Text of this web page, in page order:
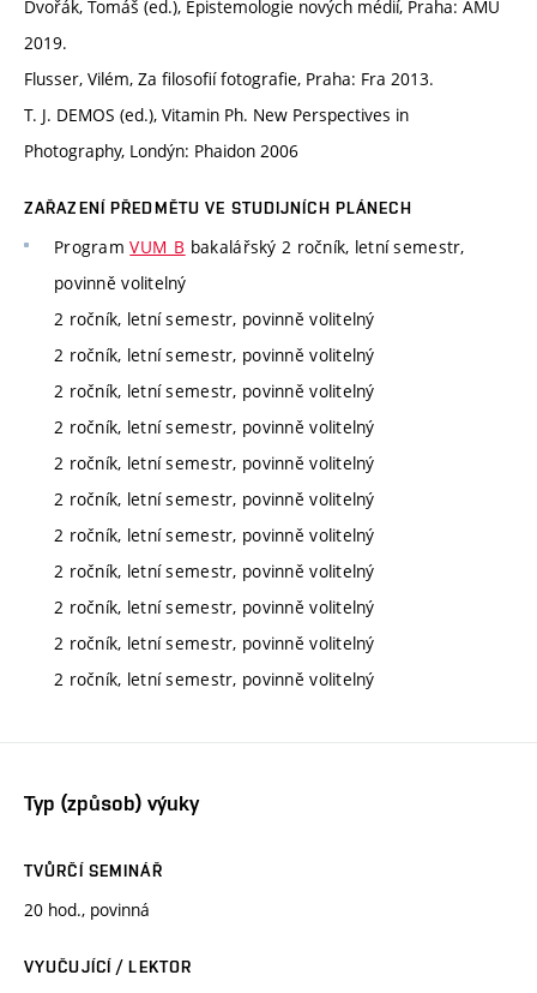
Dvořák, Tomáš (ed.), Epistemologie nových médií, Praha: AMU
2019.
Flusser, Vilém, Za filosofií fotografie, Praha: Fra 2013.
T. J. DEMOS (ed.), Vitamin Ph. New Perspectives in
Photography, Londýn: Phaidon 2006
ZAŘAZENÍ PŘEDMĚTU VE STUDIJNÍCH PLÁNECH
ProgramVUM_B bakalářský 2 ročník, letní semestr,
povinně volitelný
2 ročník, letní semestr, povinně volitelný
2 ročník, letní semestr, povinně volitelný
2 ročník, letní semestr, povinně volitelný
2 ročník, letní semestr, povinně volitelný
2 ročník, letní semestr, povinně volitelný
2 ročník, letní semestr, povinně volitelný
2 ročník, letní semestr, povinně volitelný
2 ročník, letní semestr, povinně volitelný
2 ročník, letní semestr, povinně volitelný
2 ročník, letní semestr, povinně volitelný
2 ročník, letní semestr, povinně volitelný
Typ (způsob) výuky
TVŮRČÍ SEMINÁŘ
20 hod., povinná
VYUČUJÍCÍ / LEKTOR